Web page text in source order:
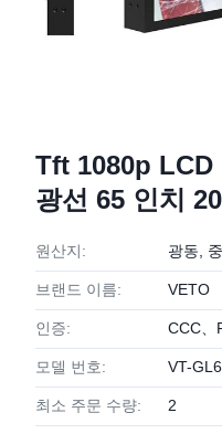
Tft 1080p LCD
광선 65 인치
원산지: 광동,
브랜드 이름: VETO
인증: CCC、
모델 번호: VT-
최소 주문 수량: 2